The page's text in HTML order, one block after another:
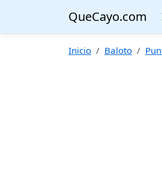
QueCayo.com
Inicio Baloto